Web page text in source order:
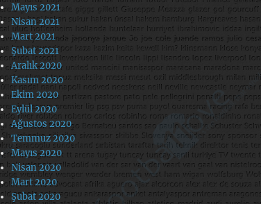
Mayıs 2021
Nisan 2021
Mart 2021
Şubat 2021
Aralık 2020
Kasım 2020
Ekim 2020
Eylül 2020
Ağustos 2020
Temmuz 2020
Mayıs 2020
Nisan 2020
Mart 2020
Şubat 2020